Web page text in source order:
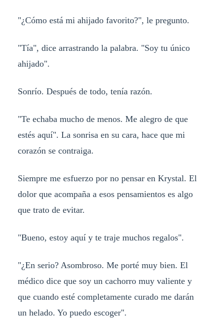
"¿Cómo está mi ahijado favorito?", le pregunto.
"Tía", dice arrastrando la palabra. "Soy tu único
ahijado".
Sonrío. Después de todo, tenía razón.
"Te echaba mucho de menos. Me alegro de que
estés aquí". La sonrisa en su cara, hace que mi
corazón se contraiga.
Siempre me esfuerzo por no pensar en Krystal. El
dolor que acompaña a esos pensamientos es algo
que trato de evitar.
"Bueno, estoy aquí y te traje muchos regalos".
"¿En serio? Asombroso. Me porté muy bien. El
médico dice que soy un cachorro muy valiente y
que cuando esté completamente curado me darán
un helado. Yo puedo escoger".